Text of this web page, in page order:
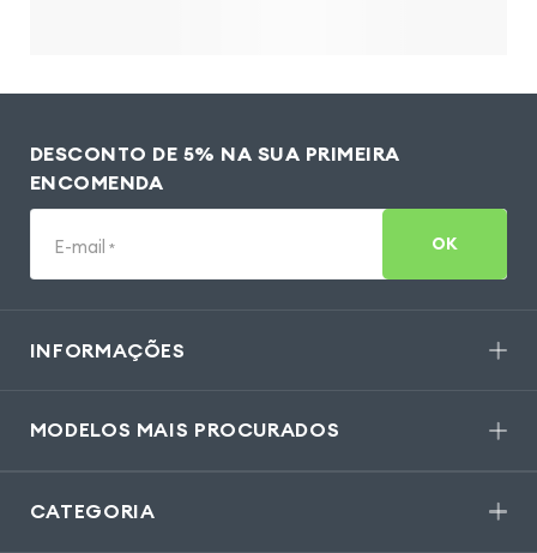
DESCONTO DE 5% NA SUA PRIMEIRA
ENCOMENDA
E-mail * OK
INFORMAÇÕES
MODELOS MAIS PROCURADOS
CATEGORIA